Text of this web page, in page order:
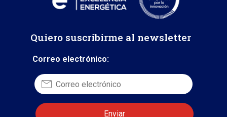
Quiero suscribirme al newsletter
Correo electrónico: